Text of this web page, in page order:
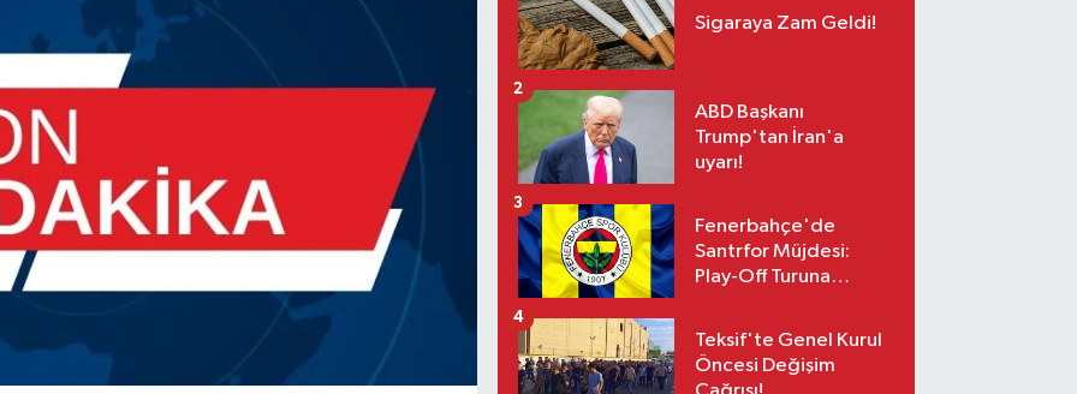
Sigaraya Zam Geldi!
ABD Başkanı
Trump'tan İran'a
uyarı!
2
Fenerbahçe'de
Santrfor Müjdesi:
Play-Off Turuna
3
Teksif'te Genel Kurul
Öncesi Değişim
4